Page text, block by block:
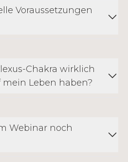
Voraussetzungen
Chakra wirklich
mein Leben haben?
Webinar noch